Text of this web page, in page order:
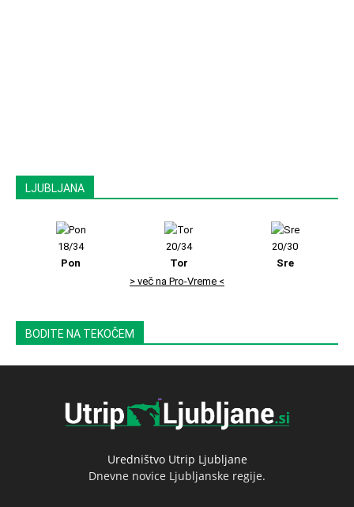
LJUBLJANA
18/34
Pon
20/34
Tor
20/30
Sre
> več na Pro-Vreme <
BODITE NA TEKOČEM
Uredništvo Utrip Ljubljane
Dnevne novice Ljubljanske regije.